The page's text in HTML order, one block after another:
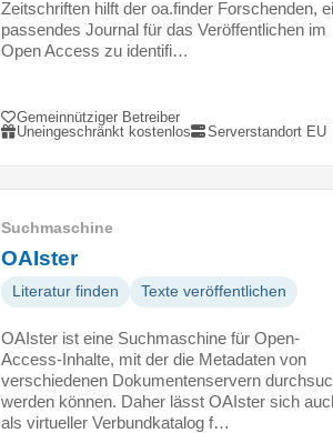
Zeitschriften hilft der oa.finder Forschenden,
passendes Journal für das Veröffentlichen im
Open Access zu identifi…
Gemeinnütziger Betreiber
Uneingeschränkt kostenlos
Serverstandort EU
Suchmaschine
OAIster
Literatur finden Texte veröffentlichen
OAIster ist eine Suchmaschine für Open-
Access-Inhalte, mit der die Metadaten von
verschiedenen Dokumentenservern
werden können. Daher lässt OAIster sich
als virtueller Verbundkatalog f…